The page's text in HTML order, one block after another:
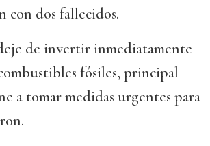
con dos fallecidos.
de invertir inmediatamente
fósiles, principal
a tomar medidas urgentes para